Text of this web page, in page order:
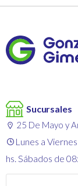
Sucursales
25 De Mayo y
Lunes a
hs. Sábados de